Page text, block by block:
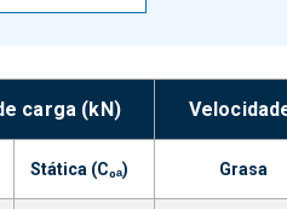
carga (kN)
Stática (C₀ₐ) Grasa